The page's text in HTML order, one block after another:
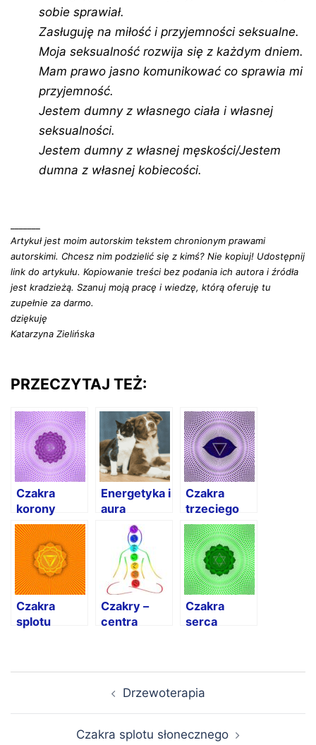
sobie sprawiał.
Zasługuję na miłość i przyjemności seksualne.
Moja seksualność rozwija się z każdym dniem.
Mam prawo jasno komunikować co sprawia mi
przyjemność.
Jestem dumny z własnego ciała i własnej
seksualności.
Jestem dumny z własnej męskości/Jestem
dumna z własnej kobiecości.
Artykuł jest moim autorskim tekstem chronionym prawami
autorskimi. Chcesz nim podzielić się z kimś? Nie kopiuj! Udostępnij
link do artykułu. Kopiowanie treści bez podania ich autora i źródła
jest kradzieżą. Szanuj moją pracę i wiedzę, którą oferuję tu
zupełnie za darmo.
dziękuję
Katarzyna Zielińska
PRZECZYTAJ TEŻ:
Czakra
korony
Energetyka i
aura
zwierząt
Czakra
trzeciego
oka
Czakra
splotu
Czakry –
centra
Czakra
serca
Drzewoterapia
Czakra splotu słonecznego